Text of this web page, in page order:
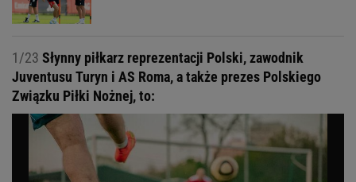
1/23 Słynny piłkarz reprezentacji Polski, zawodnik
Juventusu Turyn i AS Roma, a także prezes Polskiego
Związku Piłki Nożnej, to: